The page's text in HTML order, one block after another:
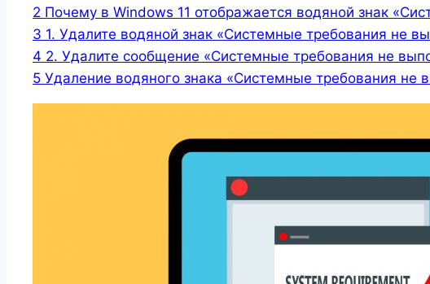
2 Почему в Windows 11 отображается водяной знак
3 1. Удалите водяной знак «Системные требования не
4 2. Удалите сообщение «Системные требования не
5 Удаление водяного знака «Системные требования не